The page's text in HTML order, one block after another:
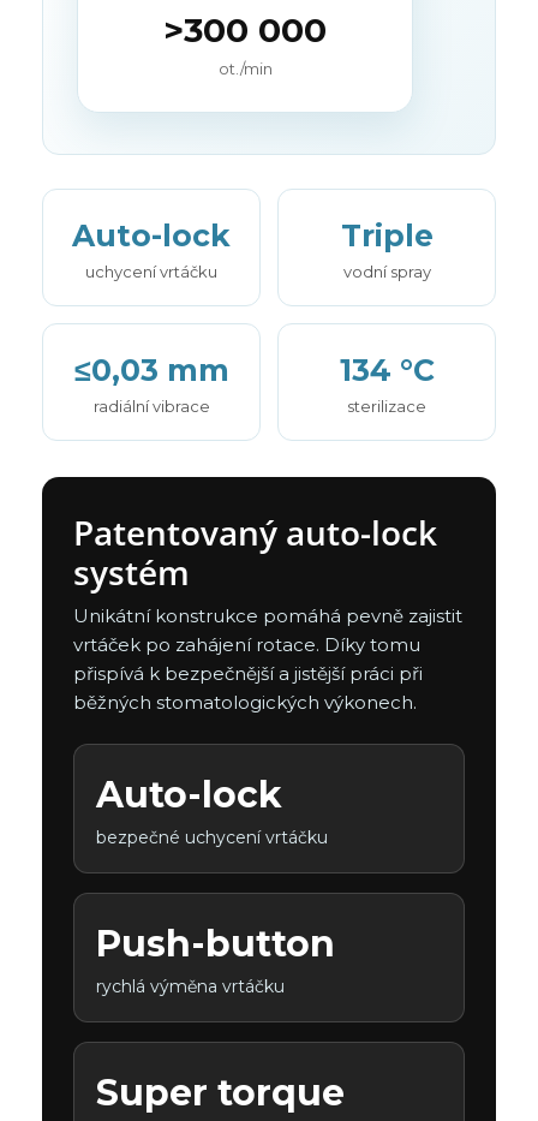
>300 000
ot./min
Auto-lock
uchycení vrtáčku
Triple
vodní spray
≤0,03 mm
radiální vibrace
134 °C
sterilizace
Patentovaný auto-lock
systém
Unikátní konstrukce pomáhá pevně zajistit
vrtáček po zahájení rotace. Díky tomu
přispívá k bezpečnější a jistější práci při
běžných stomatologických výkonech.
Auto-lock
bezpečné uchycení vrtáčku
Push-button
rychlá výměna vrtáčku
Super torque